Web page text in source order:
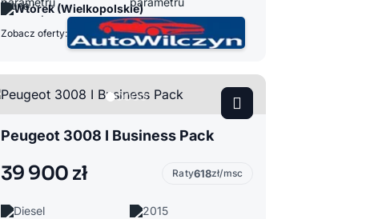
Wtórek (Wielkopolskie)
Zobacz oferty:
Peugeot 3008 I Business Pack
39 900 zł Raty618zł/msc
Diesel
2015